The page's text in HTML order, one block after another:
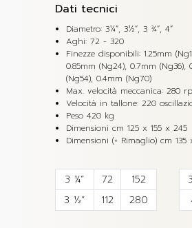
Dati tecnici
Diametro: 3¼”, 3½”, 3 ¾”, 4”
Aghi: 72 - 320
Finezze disponibili: 1.25mm
0.85mm (Ng24), 0.7mm (Ng36),
(Ng54), 0.4mm (Ng70)
Max. velocità meccanica: 280
Velocità in tallone: 220
Peso 420 kg
Dimensioni cm 125 x 155 x 245
Dimensioni (+ Rimaglio) cm 135
3 ¼” 72
152
3 ½”
112 280